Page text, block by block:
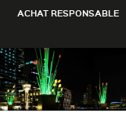
ACHAT RESPONSABLE